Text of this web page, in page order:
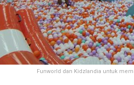
Funworld dan Kidzlandia untuk